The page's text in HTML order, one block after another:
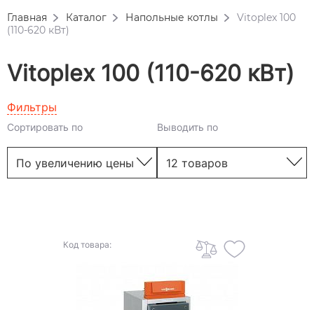
Главная Каталог Напольные котлы
Vitoplex 100
(110-620 кВт)
Vitoplex 100 (110-620 кВт)
Фильтры
Сортировать по Выводить по
Код товара: